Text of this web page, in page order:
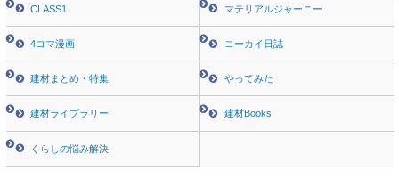
CLASS1 マテリアルジャーニー
4コマ漫画 コーカイ日誌
建材まとめ・特集 やってみた
建材ライブラリー 建材Books
くらしの悩み解決